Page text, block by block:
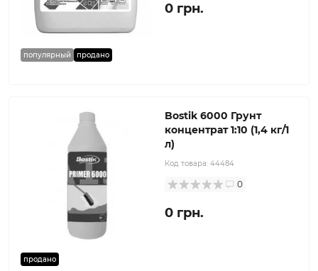
популярный продано
0 грн.
продано
Bostik 6000 Грунт
концентрат 1:10 (1,4 кг/1
л)
Код товара: 44484
0
0 грн.